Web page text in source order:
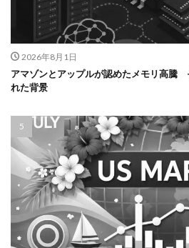
2026年8月1日
アマゾンとアップルが認めたメモリ高騰
れた背景